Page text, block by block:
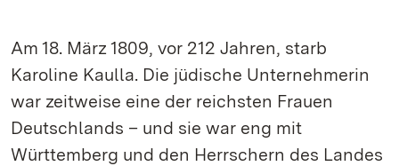
Am 18. März 1809, vor 212 Jahren, starb
Karoline Kaulla. Die jüdische Unternehmerin
war zeitweise eine der reichsten Frauen
Deutschlands – und sie war eng mit
Württemberg und den Herrschern des Landes